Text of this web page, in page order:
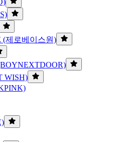
(제로베이스원)
WISH)